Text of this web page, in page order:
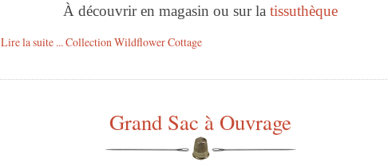
À découvrir en magasin ou sur la tissuthèque
Lire la suite ... Collection Wildflower Cottage
Grand Sac à Ouvrage